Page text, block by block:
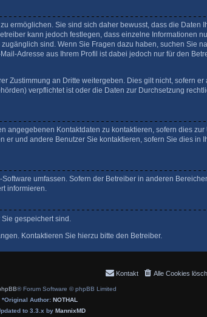
ermöglichen. Sie sind sich daher bewusst, dass die Daten
kann jedoch festlegen, dass einzelne Informationen
sind. Wenn Sie Fragen dazu haben, suchen Sie
Adresse aus Ihrem Profil ist dabei jedoch nur für den
Zustimmung an Dritte weitergeben. Dies gilt nicht, sofern er
verpflichtet ist oder die Daten zur Durchsetzung
angegebenen Kontaktdaten zu kontaktieren, sofern dies
er und andere Benutzer Sie kontaktieren, sofern Sie dies in
umfassen. Sofern der Betreiber in anderen
informieren.
gespeichert sind.
Kontaktieren Sie hierzu bitte den Betreiber.
Alle Cookies
Kontakt
® Forum Software © phpBB Limited
*Original Author: NOTHAL
to 3.3.x by MannixMD